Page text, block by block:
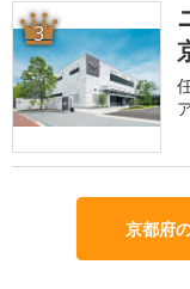
3
京都府